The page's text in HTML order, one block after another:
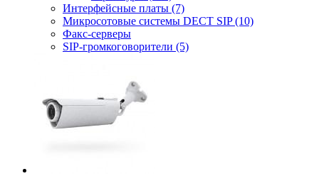
Интерфейсные платы (7)
Микросотовые системы DECT SIP(10)
Факс-серверы
SIP-громкоговорители (5)